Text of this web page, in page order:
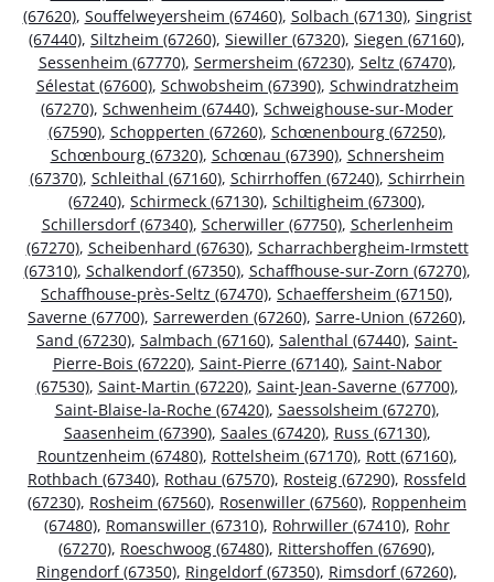
(67620), Souffelweyersheim (67460), Solbach (67130), Singrist
(67440), Siltzheim (67260), Siewiller (67320), Siegen (67160),
Sessenheim (67770), Sermersheim (67230), Seltz (67470),
Sélestat (67600), Schwobsheim (67390), Schwindratzheim
(67270), Schwenheim (67440), Schweighouse-sur-Moder
(67590), Schopperten (67260), Schœnenbourg (67250),
Schœnbourg (67320), Schœnau (67390), Schnersheim
(67370), Schleithal (67160), Schirrhoffen (67240), Schirrhein
(67240), Schirmeck (67130), Schiltigheim (67300),
Schillersdorf (67340), Scherwiller (67750), Scherlenheim
(67270), Scheibenhard (67630), Scharrachbergheim-Irmstett
(67310), Schalkendorf (67350), Schaffhouse-sur-Zorn (67270),
Schaffhouse-près-Seltz (67470), Schaeffersheim (67150),
Saverne (67700), Sarrewerden (67260), Sarre-Union (67260),
Sand (67230), Salmbach (67160), Salenthal (67440), Saint-
Pierre-Bois (67220), Saint-Pierre (67140), Saint-Nabor
(67530), Saint-Martin (67220), Saint-Jean-Saverne (67700),
Saint-Blaise-la-Roche (67420), Saessolsheim (67270),
Saasenheim (67390), Saales (67420), Russ (67130),
Rountzenheim (67480), Rottelsheim (67170), Rott (67160),
Rothbach (67340), Rothau (67570), Rosteig (67290), Rossfeld
(67230), Rosheim (67560), Rosenwiller (67560), Roppenheim
(67480), Romanswiller (67310), Rohrwiller (67410), Rohr
(67270), Roeschwoog (67480), Rittershoffen (67690),
Ringendorf (67350), Ringeldorf (67350), Rimsdorf (67260),